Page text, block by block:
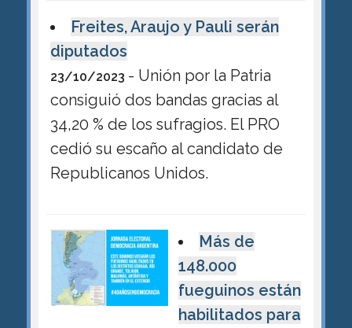
Freites, Araujo y Pauli serán
diputados
23/10/2023 - Unión por la Patria
consiguió dos bandas gracias al
34,20 % de los sufragios. El PRO
cedió su escaño al candidato de
Republicanos Unidos.
Más de
148.000
fueguinos están
habilitados para